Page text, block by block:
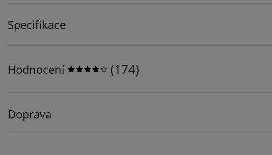
Specifikace
Hodnocení (174)
Doprava